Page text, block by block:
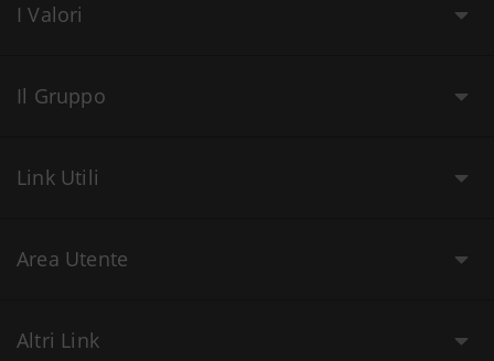
I Valori
Il Gruppo
Link Utili
Area Utente
Altri Link